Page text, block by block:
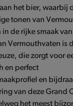
het bier, waarbij
tonen van
de rijke smaak
Vermouthvaten is
die zorgt voor
en perfect
en
van deze Grand
het meest